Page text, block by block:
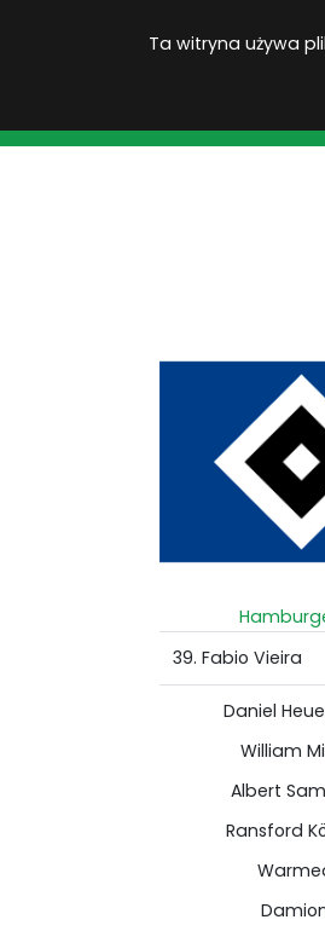
Ta witryna używa
39. Fabio Vieira
Daniel
William
Albert
Ransford